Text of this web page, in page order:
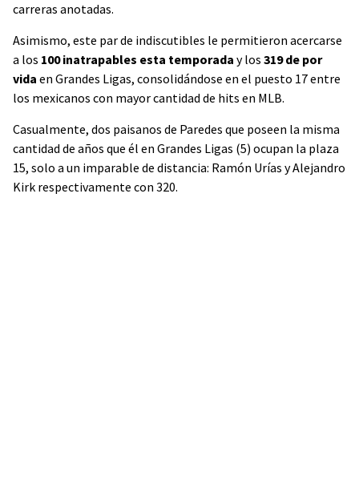
carreras anotadas.
Asimismo, este par de indiscutibles le permitieron acercarse
a los 100 inatrapables esta temporada y los 319 de por
vida en Grandes Ligas, consolidándose en el puesto 17 entre
los mexicanos con mayor cantidad de hits en MLB.
Casualmente, dos paisanos de Paredes que poseen la misma
cantidad de años que él en Grandes Ligas (5) ocupan la plaza
15, solo a un imparable de distancia: Ramón Urías y Alejandro
Kirk respectivamente con 320.